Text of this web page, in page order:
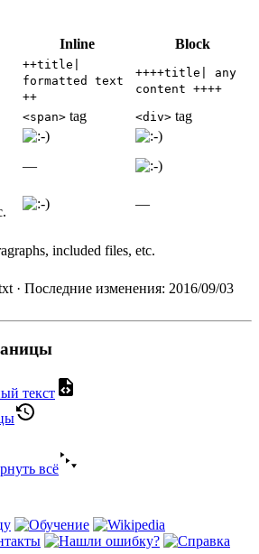
Inline Block
++title|
formatted text
++
++++title| any
content ++++
<span> tag <div> tag
—
—
included files, etc.
· Последние изменения: 2016/09/03
текст
всё